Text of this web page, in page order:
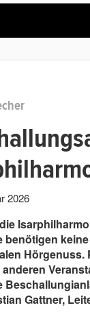
2026
benötigen
Hörgenuss.
Gattner,